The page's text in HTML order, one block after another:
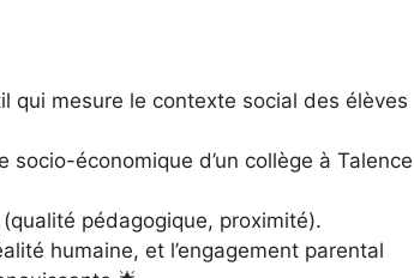
qui mesure le contexte social des élèves
économique d’un collège à Talence
(qualité pédagogique, proximité).
humaine, et l’engagement parental